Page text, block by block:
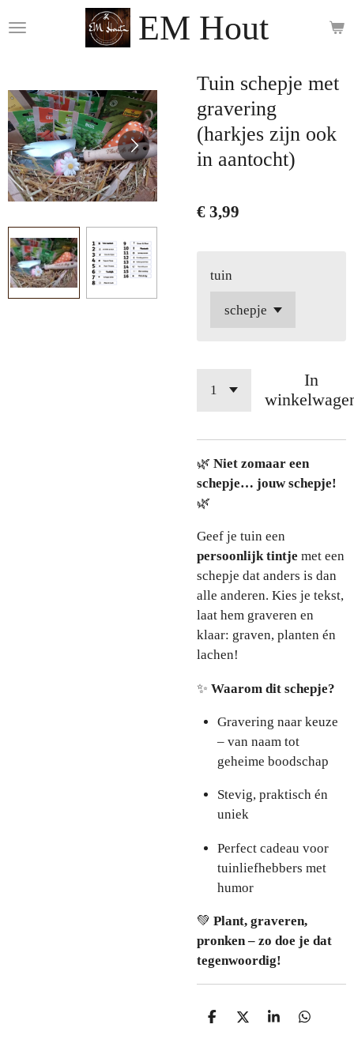
direct
hoofdinhoud
EM Hout
Tuin schepje met
gravering
(harkjes zijn ook
in aantocht)
€ 3,99
tuin
In
🌿 Niet zomaar een
schepje… jouw schepje!
🌿
Geef je tuin een
persoonlijk tintje met een
schepje dat anders is dan
alle anderen. Kies je tekst,
laat hem graveren en
klaar: graven, planten én
lachen!
✨ Waarom dit schepje?
Gravering naar keuze
– van naam tot
geheime boodschap
Stevig, praktisch én
uniek
Perfect cadeau voor
tuinliefhebbers met
humor
💚 Plant, graveren,
pronken – zo doe je dat
tegenwoordig!
D
D
S
D